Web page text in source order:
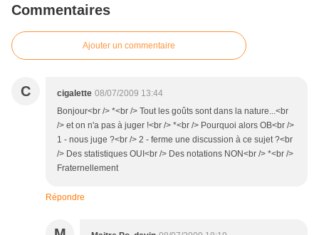
Commentaires
Ajouter un commentaire
C cigalette 08/07/2009 13:44
Bonjour<br /> *<br /> Tout les goûts sont dans la nature...<br
/> et on n'a pas à juger !<br /> *<br /> Pourquoi alors OB<br />
1 - nous juge ?<br /> 2 - ferme une discussion à ce sujet ?<br
/> Des statistiques OUI<br /> Des notations NON<br /> *<br />
Fraternellement
Répondre